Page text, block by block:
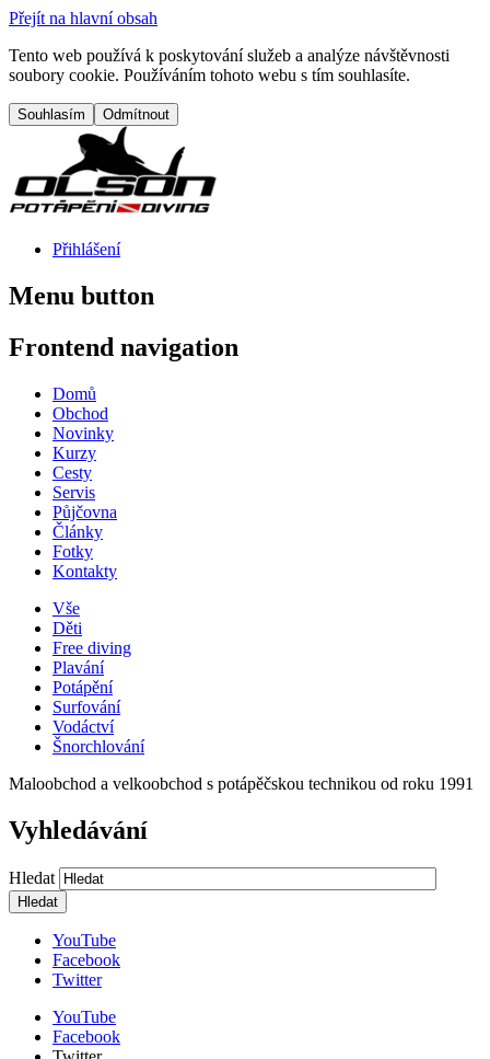
Přejít na hlavní obsah
Tento web používá k poskytování služeb a analýze návštěvnosti
soubory cookie. Používáním tohoto webu s tím souhlasíte.
Přihlášení
Menu button
Frontend navigation
Domů
Obchod
Novinky
Kurzy
Cesty
Servis
Půjčovna
Články
Fotky
Kontakty
Vše
Děti
Free diving
Plavání
Potápění
Surfování
Vodáctví
Šnorchlování
Maloobchod a velkoobchod s potápěčskou technikou od roku 1991
Vyhledávání
Hledat
YouTube
Facebook
Twitter
YouTube
Facebook